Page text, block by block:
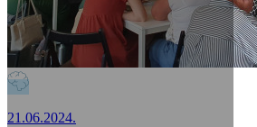
21.06.2024.